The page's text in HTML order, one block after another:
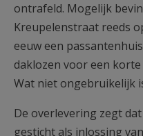
ontrafeld. Mogelijk
Kreupelenstraat reeds
eeuw een
daklozen voor een
Wat niet ongebruikelijk
De overlevering zegt dat
gesticht als inlossing